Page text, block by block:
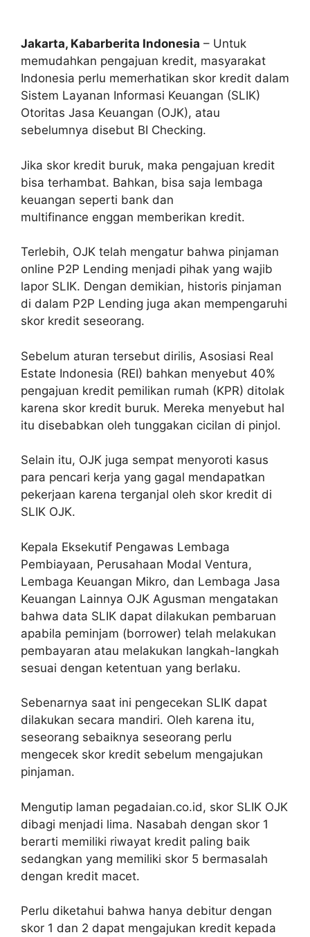
Jakarta, Kabarberita Indonesia – Untuk
memudahkan pengajuan kredit, masyarakat
Indonesia perlu memerhatikan skor kredit dalam
Sistem Layanan Informasi Keuangan (SLIK)
Otoritas Jasa Keuangan (OJK), atau
sebelumnya disebut BI Checking.
Jika skor kredit buruk, maka pengajuan kredit
bisa terhambat. Bahkan, bisa saja lembaga
keuangan seperti bank dan
multifinance enggan memberikan kredit.
Terlebih, OJK telah mengatur bahwa pinjaman
online P2P Lending menjadi pihak yang wajib
lapor SLIK. Dengan demikian, historis pinjaman
di dalam P2P Lending juga akan mempengaruhi
skor kredit seseorang.
Sebelum aturan tersebut dirilis, Asosiasi Real
Estate Indonesia (REI) bahkan menyebut 40%
pengajuan kredit pemilikan rumah (KPR) ditolak
karena skor kredit buruk. Mereka menyebut hal
itu disebabkan oleh tunggakan cicilan di pinjol.
Selain itu, OJK juga sempat menyoroti kasus
para pencari kerja yang gagal mendapatkan
pekerjaan karena terganjal oleh skor kredit di
SLIK OJK.
Kepala Eksekutif Pengawas Lembaga
Pembiayaan, Perusahaan Modal Ventura,
Lembaga Keuangan Mikro, dan Lembaga Jasa
Keuangan Lainnya OJK Agusman mengatakan
bahwa data SLIK dapat dilakukan pembaruan
apabila peminjam (borrower) telah melakukan
pembayaran atau melakukan langkah-langkah
sesuai dengan ketentuan yang berlaku.
Sebenarnya saat ini pengecekan SLIK dapat
dilakukan secara mandiri. Oleh karena itu,
seseorang sebaiknya seseorang perlu
mengecek skor kredit sebelum mengajukan
pinjaman.
Mengutip laman pegadaian.co.id, skor SLIK OJK
dibagi menjadi lima. Nasabah dengan skor 1
berarti memiliki riwayat kredit paling baik
sedangkan yang memiliki skor 5 bermasalah
dengan kredit macet.
Perlu diketahui bahwa hanya debitur dengan
skor 1 dan 2 dapat mengajukan kredit kepada